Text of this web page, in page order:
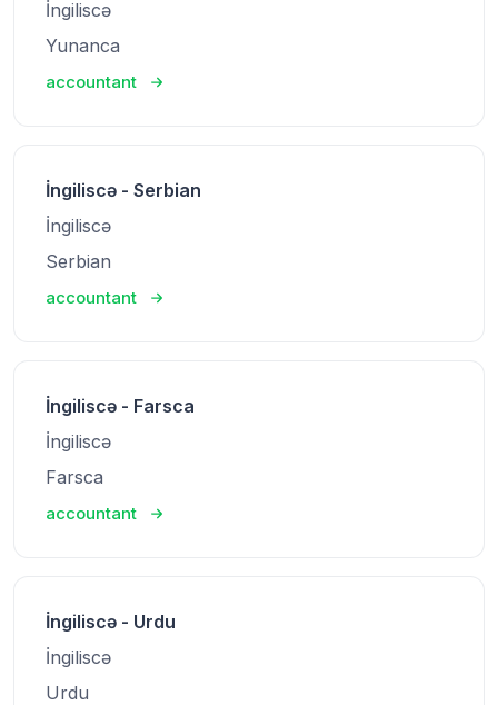
İngiliscə
Yunanca
accountant
İngiliscə - Serbian
İngiliscə
Serbian
accountant
İngiliscə - Farsca
İngiliscə
Farsca
accountant
İngiliscə - Urdu
İngiliscə
Urdu